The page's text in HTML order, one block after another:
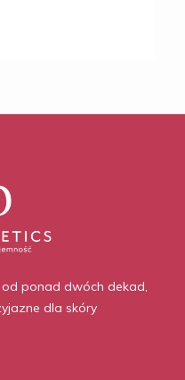
ponad dwóch dekad,
dla skóry